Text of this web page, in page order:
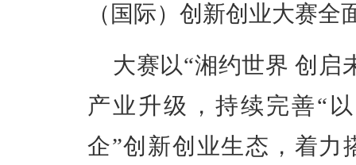
（国际）创新创业大赛全
大赛以“湘约世界 创启
产业升级，持续完善“
企”创新创业生态，着力